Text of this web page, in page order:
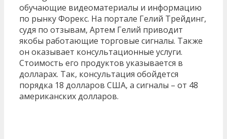
обучающие видеоматериалы и информацию
по рынку Форекс. На портале Гелий Трейдинг,
судя по отзывам, Артем Гелий приводит
якобы работающие торговые сигналы. Также
он оказывает консультационные услуги.
Стоимость его продуктов указывается в
долларах. Так, консультация обойдется
порядка 18 долларов США, а сигналы – от 48
американских долларов.